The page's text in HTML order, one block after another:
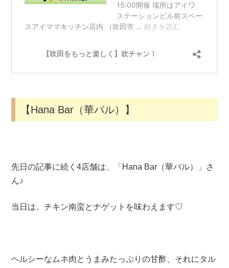
【Hana Bar（華バル）】
先日の記事に続く4店舗は、「Hana Bar（華バル）」さ
ん♪
当日は、チキン南蛮とナゲットを味わえます♡
ヘルシーなムネ肉とうまみたっぷりの甘酢、それにタル